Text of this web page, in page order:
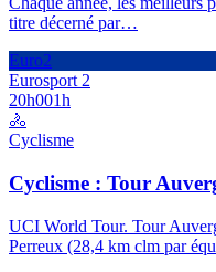
titre décerné par…
Euro2
Eurosport 2
20h001h
🚴
Cyclisme
Cyclisme : Tour
UCI World Tour. Tour
Perreux (28,4 km clm par